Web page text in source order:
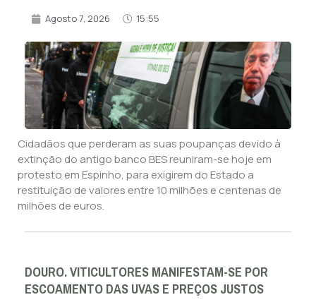
Agosto 7, 2026 15:55
Cidadãos que perderam as suas poupanças devido à
extinção do antigo banco BES reuniram-se hoje em
protesto em Espinho, para exigirem do Estado a
restituição de valores entre 10 milhões e centenas de
milhões de euros.
DOURO. VITICULTORES MANIFESTAM-SE POR
ESCOAMENTO DAS UVAS E PREÇOS JUSTOS